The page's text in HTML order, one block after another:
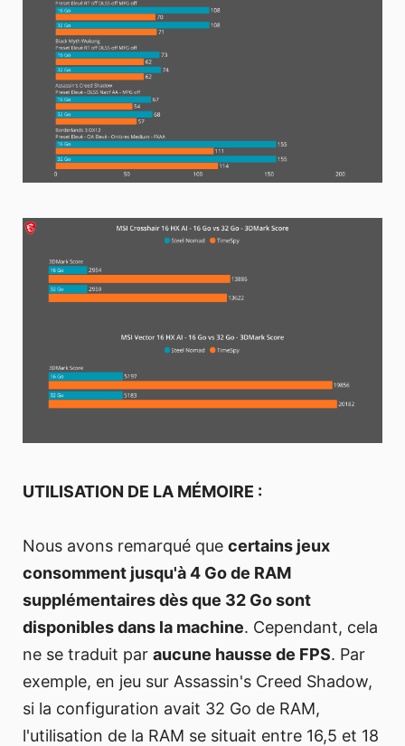
UTILISATION DE LA MÉMOIRE :
Nous avons remarqué que certains jeux
consomment jusqu'à 4 Go de RAM
supplémentaires dès que 32 Go sont
disponibles dans la machine. Cependant, cela
ne se traduit par aucune hausse de FPS. Par
exemple, en jeu sur Assassin's Creed Shadow,
si la configuration avait 32 Go de RAM,
l'utilisation de la RAM se situait entre 16,5 et 18